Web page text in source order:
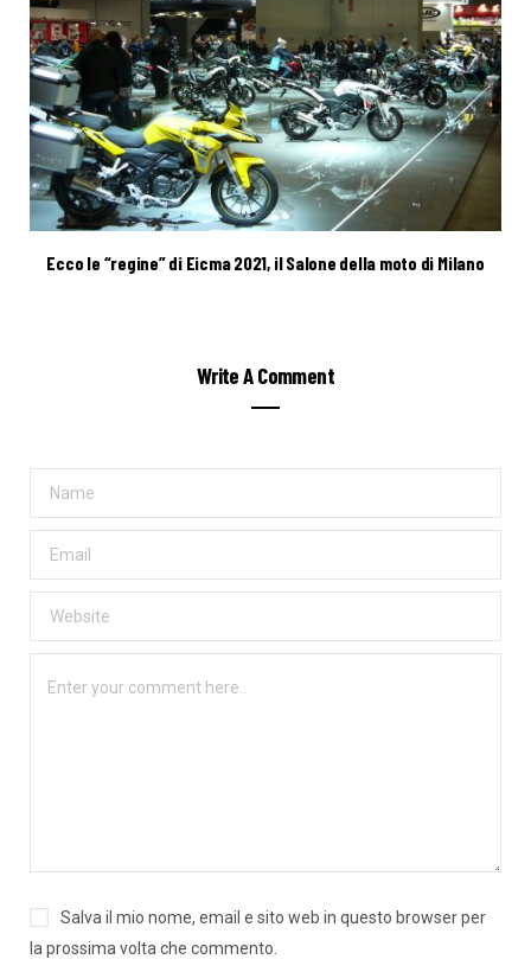
Ecco le “regine” di Eicma 2021, il Salone della moto di Milano
Write A Comment
Salva il mio nome, email e sito web in questo browser per
la prossima volta che commento.